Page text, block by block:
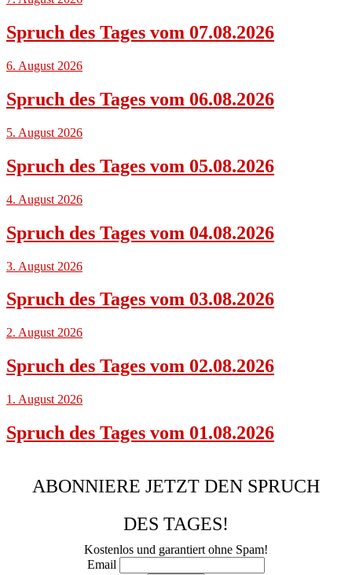
Spruch des Tages vom 07.08.2026
6. August 2026
Spruch des Tages vom 06.08.2026
5. August 2026
Spruch des Tages vom 05.08.2026
4. August 2026
Spruch des Tages vom 04.08.2026
3. August 2026
Spruch des Tages vom 03.08.2026
2. August 2026
Spruch des Tages vom 02.08.2026
1. August 2026
Spruch des Tages vom 01.08.2026
ABONNIERE JETZT DEN SPRUCH
DES TAGES!
Kostenlos und garantiert ohne Spam!
Email